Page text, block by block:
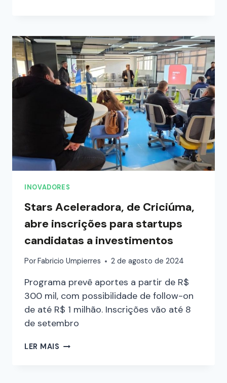
INOVADORES
Stars Aceleradora, de Criciúma,
abre inscrições para startups
candidatas a investimentos
Por Fabricio Umpierres 2 de agosto de 2024
Programa prevê aportes a partir de R$
300 mil, com possibilidade de follow-on
de até R$ 1 milhão. Inscrições vão até 8
de setembro
LER MAIS